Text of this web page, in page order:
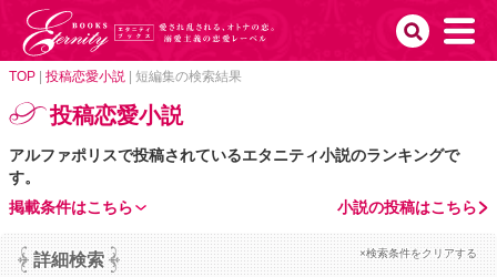
TOP 投稿恋愛小説 短編集の検索結果
投稿恋愛小説
アルファポリスで投稿されているエタニティ小説のランキングで
す。
小説の投稿はこちら
掲載条件はこちら
詳細検索 ×検索条件をクリアする